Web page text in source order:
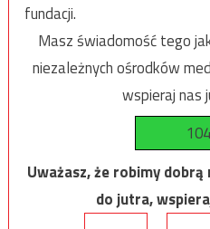
fundacji.
Masz świadomość tego
niezależnych ośrodków
wspieraj nas
Uważasz, że robimy
do jutra,